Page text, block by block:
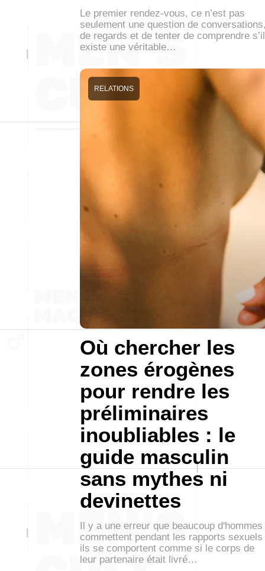
Le premier rendez-vous, ce n’est pas
seulement une question de
de regards et de tenter de comprendre s’il
existe une véritable…
Où chercher les
zones érogènes
pour rendre les
préliminaires
inoubliables : le
guide masculin
sans mythes ni
devinettes
RELATIONS
Il y a une erreur que beaucoup d'hommes
commettent pendant les rapports sexuels
ils se comportent comme si le corps de
leur partenaire était livré…